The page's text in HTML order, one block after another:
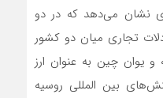
نشان‌ می‌دهد که در دو
تجاری میان دو کشور
یوان چین به عنوان ارز
بین المللی روسیه